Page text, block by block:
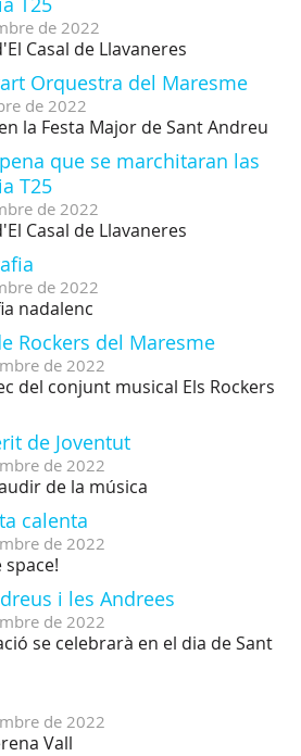
de 2022
Casal de Llavaneres
Orquestra del Maresme
de 2022
la Festa Major de Sant Andreu
que se marchitaran las
T25
de 2022
Casal de Llavaneres
de 2022
nadalenc
Rockers del Maresme
de 2022
del conjunt musical Els Rockers
de Joventut
de 2022
de la música
calenta
de 2022
i les Andrees
de 2022
se celebrarà en el dia de Sant
de 2022
Vall